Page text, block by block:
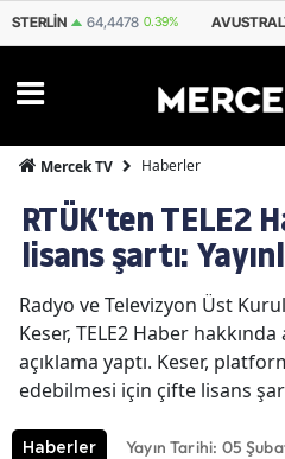
STERLIN 64,4478 0.39%
Mercek TV Haberler
RTÜK'ten TELE2
lisans şartı:
Radyo ve Televizyon Üst
Keser, TELE2 Haber
açıklama yaptı. Keser,
edebilmesi için çifte lisans
Haberler Yayın Tarihi: 05